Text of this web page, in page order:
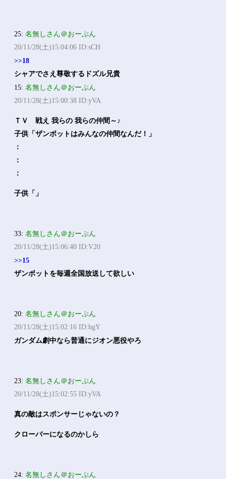
25:名無しさん＠おーぷん
20/11/28(土)15:04:06 ID:sCH
>>18
シャアでさえ尊敬するドズル兄貴
15:名無しさん＠おーぷん
20/11/28(土)15:00:38 ID:yVA
ＴＶ 戦え 我らの 我らの仲間～♪
子供「ザンボットはみんなの仲間なんだ！」
：
：
：
子供「」
33:名無しさん＠おーぷん
20/11/28(土)15:06:40 ID:V20
>>15
ザンボットを毎週全国放送して欲しい
20:名無しさん＠おーぷん
20/11/28(土)15:02:16 ID:hgY
ガンダム劇中なら普通にジオン悪役やろ
23:名無しさん＠おーぷん
20/11/28(土)15:02:55 ID:yVA
真の敵はスポンサーじゃないの？
クローバーになるのかしら
24:名無しさん＠おーぷん